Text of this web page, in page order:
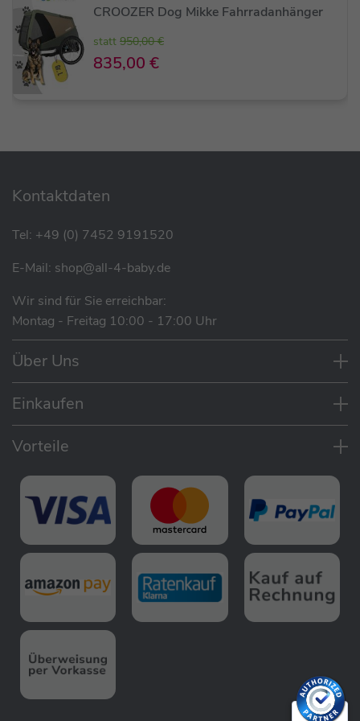
Eigenschaften
Schutz für Croozer Dog Modelle ab Baujahr
2018 (Mikke & Tammo)
Passgenaue Faltgarage Dog XL/XXL zum
zuverlässigen Schutz des
Hundetransportanhängers
Material
Wassersäule von 5.000 mm sorgt für
Feuchtigkeit.
Schützt vor Staub, Schmutz und Feuchtigkeit,
um den Anhänger sauber und trocken zu halten
Reißfester Gummizug sorgt für eine sichere
Passform und einfache Handhabung
entfernen.
Einfache Befestigung ohne kompliziertes
Zubehör, ideal für schnelle Nutzung
Perfekt für die Aufbewahrung im Keller, in der
Einfach abwaschbar, um Schmutz und Staub
Platzsparend verstaubar, sodass sie bei Bedarf
Nicht kompatibel mit dem modularen Anhänger
CROOZER Dog Mikke Fahrradanhänger
statt 950,00 €
835,00 €
Kontaktdaten
Tel: +49 (0) 7452 9191520
E-Mail: shop@all-4-baby.de
Wir sind für Sie erreichbar:
Montag - Freitag 10:00 - 17:00 Uhr
Über Uns
Einkaufen
Vorteile